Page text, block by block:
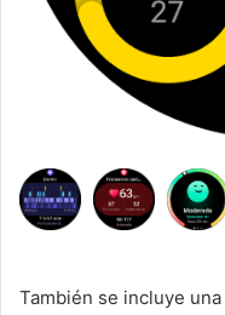
También se incluye una